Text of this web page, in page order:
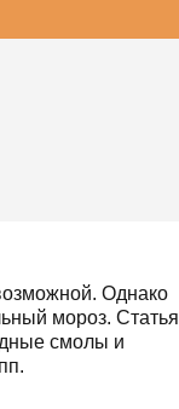
Однако
мороз. Статья
смолы и